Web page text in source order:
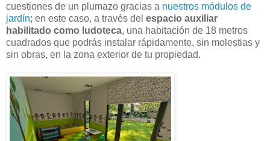
cuestiones de un plumazo gracias a nuestros módulos de
jardín; en este caso, a través del espacio auxiliar
habilitado como ludoteca, una habitación de 18 metros
cuadrados que podrás instalar rápidamente, sin molestias y
sin obras, en la zona exterior de tu propiedad.